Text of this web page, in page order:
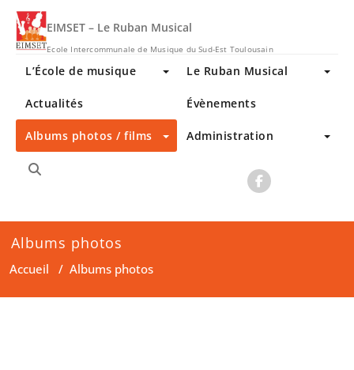
Skip
content
EIMSET – Le Ruban Musical
Ecole Intercommunale de Musique du Sud-Est Toulousain
L’École de musique Le Ruban Musical
Actualités Évènements
Albums photos / films Administration
Albums photos
Accueil / Albums photos